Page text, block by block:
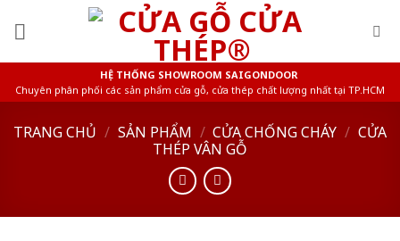
HỆ THỐNG SHOWROOM SAIGONDOOR
Chuyên phân phối các sản phẩm cửa gỗ, cửa thép chất lượng nhất tại TP.HCM
TRANG CHỦ / SẢN PHẨM / CỬA CHỐNG CHÁY / CỬA
THÉP VÂN GỖ